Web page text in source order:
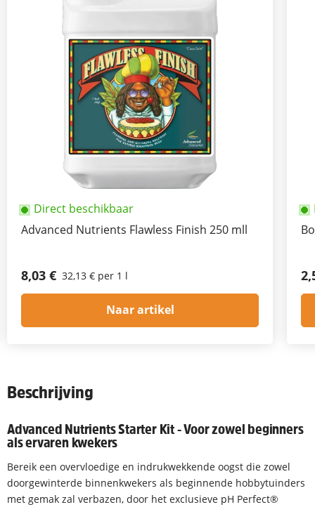
Direct beschikbaar
Advanced Nutrients Flawless Finish 250 mll
8,03 € 32,13 € per 1 l
Naar artikel
Beschrijving
Advanced Nutrients Starter Kit - Voor zowel beginners
als ervaren kwekers
Bereik een overvloedige en indrukwekkende oogst die zowel
doorgewinterde binnenkwekers als beginnende hobbytuinders
met gemak zal verbazen, door het exclusieve pH Perfect®